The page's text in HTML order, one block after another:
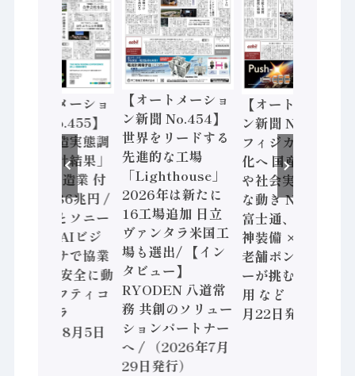
【オートメーショ
ン新聞 No.455】
「経済構造実態調
査二次集計結果」
2024年製造業 付
加価値額86兆円 /
三菱電機とソニー
セミコン AIビジ
ョンセンサで協業
/ IDEC、安全に動
かすセーフティコ
ントローラ
（2026年8月5日
【オートメーショ
ン新聞 No.454】
世界をリードする
先進的な工場
「Lighthouse」
2026年は新たに
16工場追加 日立
ヴァンタラ米国工
場も選出/ 【イン
タビュー】
RYODEN 八道常
務 共創のソリュー
ションパートナー
へ / （2026年7月
29日発行）
【オートメーショ
ン新聞 No.453】
フィジカルAI本格
化へ 国産AI開発
や社会実装に活発
な動き Noetra、
富士通、日立 / 兵
神装備 × HMS、
老舗ポンプメーカ
ーが挑むデータ活
用 など（2026年7
月22日発行）